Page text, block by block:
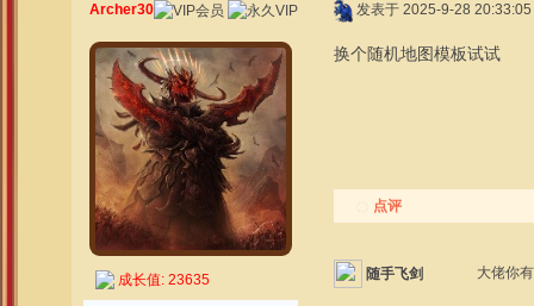
Archer30
成长值: 23635
发表于 2025-9-28 20:33:05
换个随机地图模板试试
点评
随手飞剑 大佬你